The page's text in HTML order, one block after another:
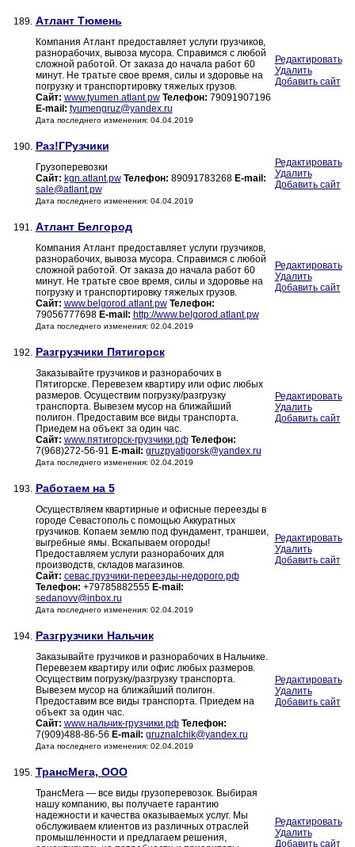
189. Атлант Тюмень
Компания Атлант предоставляет услуги грузчиков,
разнорабочих, вывоза мусора. Справимся с любой
сложной работой. От заказа до начала работ 60
минут. Не тратьте свое время, силы и здоровье на
погрузку и транспортировку тяжелых грузов.
Сайт: www.tyumen.atlant.pw Телефон: 79091907196
E-mail: tyumengruz@yandex.ru
Дата последнего изменения: 04.04.2019
Редактировать
Удалить
Добавить сайт
190. Раз!ГРузчики
Грузоперевозки
Сайт: kgn.atlant.pw Телефон: 89091783268 E-mail:
sale@atlant.pw
Дата последнего изменения: 04.04.2019
Редактировать
Удалить
Добавить сайт
191. Атлант Белгород
Компания Атлант предоставляет услуги грузчиков,
разнорабочих, вывоза мусора. Справимся с любой
сложной работой. От заказа до начала работ 60
минут. Не тратьте свое время, силы и здоровье на
погрузку и транспортировку тяжелых грузов.
Сайт: www.belgorod.atlant.pw Телефон:
79056777698 E-mail: http://www.belgorod.atlant.pw
Дата последнего изменения: 02.04.2019
Редактировать
Удалить
Добавить сайт
192. Разгрузчики Пятигорск
Заказывайте грузчиков и разнорабочих в
Пятигорске. Перевезем квартиру или офис любых
размеров. Осуществим погрузку/разгрузку
транспорта. Вывезем мусор на ближайший
полигон. Предоставим все виды транспорта.
Приедем на объект за один час.
Сайт: www.пятигорск-грузчики.рф Телефон:
7(968)272-56-91 E-mail: gruzpyatigorsk@yandex.ru
Дата последнего изменения: 02.04.2019
Редактировать
Удалить
Добавить сайт
193. Работаем на 5
Осуществляем квартирные и офисные переезды в
городе Севастополь с помощью Аккуратных
грузчиков. Копаем землю под фундамент, траншеи,
выгребные ямы. Вскапываем огороды!
Предоставляем услуги разнорабочих для
производств, складов магазинов.
Сайт: севас.грузчики-переезды-недорого.рф
Телефон: +79785882555 E-mail:
sedanovv@inbox.ru
Дата последнего изменения: 02.04.2019
Редактировать
Удалить
Добавить сайт
194. Разгрузчики Нальчик
Заказывайте грузчиков и разнорабочих в Нальчике.
Перевезем квартиру или офис любых размеров.
Осуществим погрузку/разгрузку транспорта.
Вывезем мусор на ближайший полигон.
Предоставим все виды транспорта. Приедем на
объект за один час.
Сайт: www.нальчик-грузчики.рф Телефон:
7(909)488-86-56 E-mail: gruznalchik@yandex.ru
Дата последнего изменения: 02.04.2019
Редактировать
Удалить
Добавить сайт
195. ТрансМега, ООО
ТрансМега — все виды грузоперевозок. Выбирая
нашу компанию, вы получаете гарантию
надежности и качества оказываемых услуг. Мы
обслуживаем клиентов из различных отраслей
промышленности и предлагаем решения,
Редактировать
Удалить
Добавить сайт